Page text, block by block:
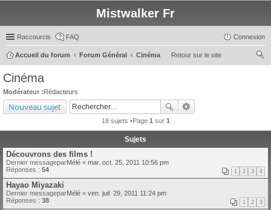
Mistwalker Fr
Raccourcis FAQ Connexion
Retour sur le site
Accueil du forum Forum Général
Cinéma
Cinéma
Modérateur :Rédacteurs
Nouveau sujet
18 sujets •Page 1 sur 1
Sujets
Découvrons des films !
Dernier messageparMélé « mar. oct. 25, 2011 10:56 pm
Réponses : 54 1 2 3 4
Hayao Miyazaki
Dernier messageparMélé « ven. juil. 29, 2011 11:24 pm
Réponses : 38 1 2 3